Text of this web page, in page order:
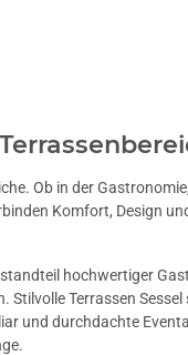
Ob in der
Komfort, Design
hochwertiger
Terrassen
und durchdachte